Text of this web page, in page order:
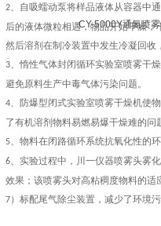
2、自吸蠕动泵将样品液体从容器中
后的液体微粒相遇，物品开始干燥
然后溶剂在制冷装置中发生冷凝回
3、惰性气体封闭循环实验室喷雾干
避免原料生产中毒气体污染问题。
4、防爆型闭式实验室喷雾干燥机使
了有机溶剂物料易燃易爆干燥难的问
5、物料在闭路循环系统抗氧化性的
6、实验过程中，川一仪器喷雾头雾
效果；该喷雾头对高粘稠度物料的
7）标配尾气除尘装置，减少了环境